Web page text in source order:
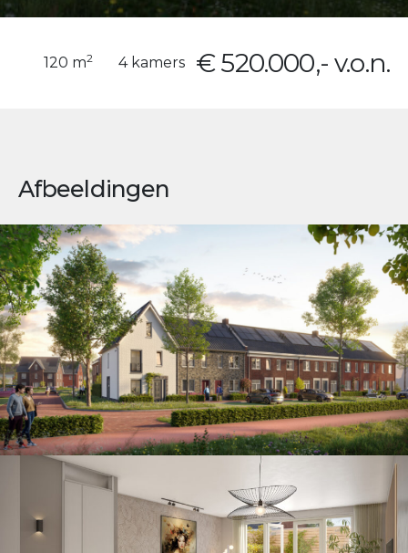
120 m2 4 kamers € 520.000,- v.o.n.
Afbeeldingen